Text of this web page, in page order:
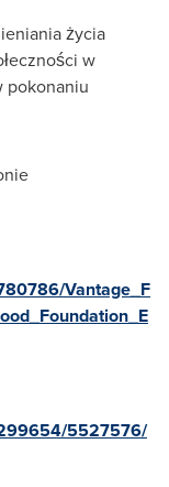
życia
w
pokonaniu
Vantage_F
5527576/